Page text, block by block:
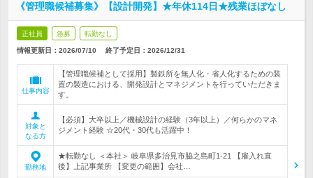
《管理職候補募集》【設計開発】★年休114日★残業ほぼなし
正社員 急募 転勤なし
情報更新日：2026/07/10 終了予定日： 2026/12/31
仕事内容
【管理職候補として採用】製鉄所を無人化・省人化するための装
置の製造における、開発設計とマネジメントを行っていただきま
す。
対象と
なる方
【必須】大卒以上／機械設計の経験（3年以上）／何らかのマネ
ジメント経験 ☆20代・30代も活躍中！
勤務地
★転勤なし ＜本社＞ 岐阜県多治見市脇之島町1-21 【雇入れ直
後】上記事業所 【変更の範囲】会社…